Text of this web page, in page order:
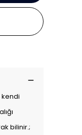
kendi
bilinir.;